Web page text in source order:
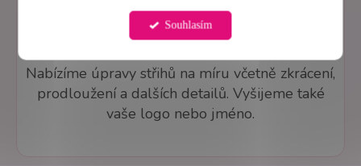
Souhlasím
Úprava střihů a personalizované šití na
míru
Nabízíme úpravy střihů na míru včetně zkrácení,
prodloužení a dalších detailů. Vyšijeme také
vaše logo nebo jméno.